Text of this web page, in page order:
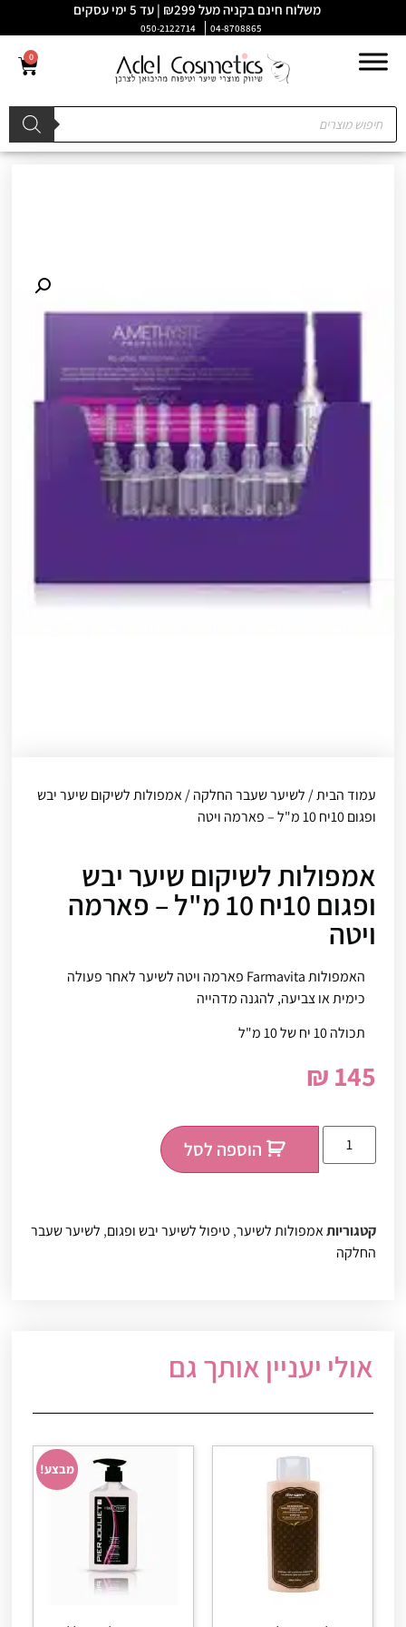
משלוח חינם בקניה מעל ₪299 | עד 5 ימי עסקים
04-8708865
050-2122714
0
עמוד הבית/לשיער שעבר החלקה/ אמפולות לשיקום שיער יבש
ופגום 10יח 10 מ"ל – פארמה ויטה
אמפולות לשיקום שיער יבש
ופגום 10יח 10 מ"ל – פארמה
ויטה
האמפולות Farmavita פארמה ויטה לשיער לאחר פעולה
כימית או צביעה, להגנה מדהייה
תכולה 10 יח של 10 מ"ל
₪ 145
הוספה לסל
קטגוריותאמפולות לשיער,טיפול לשיער יבש ופגום,לשיער שעבר
החלקה
אולי יעניין אותך גם
מבצע!